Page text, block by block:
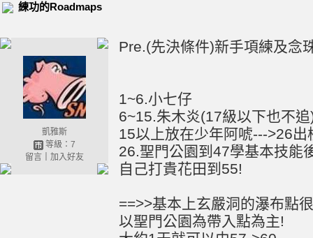
練功的Roadmaps
凱雅斯
等級：7
留言｜ 加入好友
Pre.(先決條件)新手項練及念
1~6.小七仔
6~15.朱木炎(17級以下也不追
15以上放在少年阿唬--->26出
26.聖門公園到47學基本技能
自己打貴花田到55!
==>>基本上玄嚴洞的瀑布點
以聖門公園為帶入點為主!